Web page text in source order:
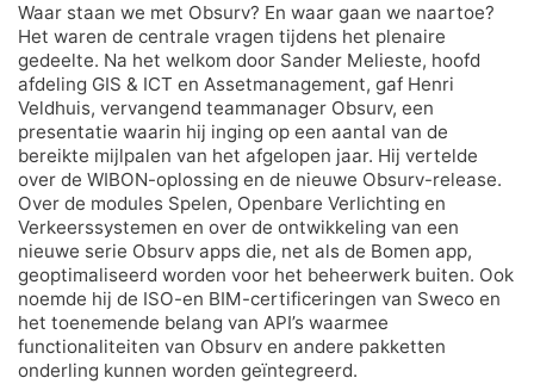
Waar staan we met Obsurv? En waar gaan we naartoe?
Het waren de centrale vragen tijdens het plenaire
gedeelte. Na het welkom door Sander Melieste, hoofd
afdeling GIS & ICT en Assetmanagement, gaf Henri
Veldhuis, vervangend teammanager Obsurv, een
presentatie waarin hij inging op een aantal van de
bereikte mijlpalen van het afgelopen jaar. Hij vertelde
over de WIBON-oplossing en de nieuwe Obsurv-release.
Over de modules Spelen, Openbare Verlichting en
Verkeerssystemen en over de ontwikkeling van een
nieuwe serie Obsurv apps die, net als de Bomen app,
geoptimaliseerd worden voor het beheerwerk buiten. Ook
noemde hij de ISO-en BIM-certificeringen van Sweco en
het toenemende belang van API’s waarmee
functionaliteiten van Obsurv en andere pakketten
onderling kunnen worden geïntegreerd.